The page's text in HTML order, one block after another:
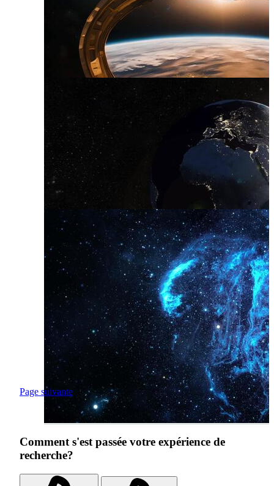
Page suivante
Comment s'est passée votre expérience de
recherche?